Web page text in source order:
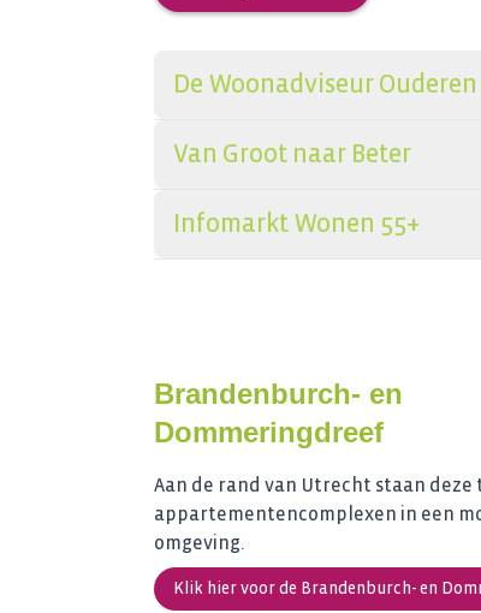
De Woonadviseur Ouderen
Van Groot naar Beter
Infomarkt Wonen 55+
Brandenburch- en
Dommeringdreef
Aan de rand van Utrecht staan deze
appartementencomplexen in een
omgeving.
Klik hier voor de Brandenburch- en